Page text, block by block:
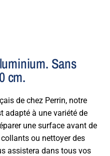
Sans
cm.
de chez Perrin, notre
adapté à une variété de
une surface avant de
ou nettoyer des
assistera dans tous vos